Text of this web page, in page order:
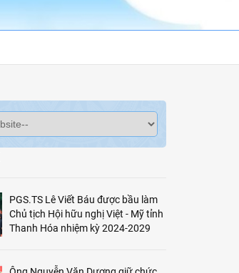
PGS.TS Lê Viết Báu được bầu làm
Chủ tịch Hội hữu nghị Việt - Mỹ tỉnh
Thanh Hóa nhiệm kỳ 2024-2029